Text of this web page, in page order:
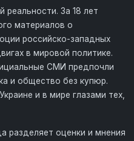
За 18 лет
материалов о
российско-западных
в мировой политике.
СМИ предпочли
и общество без купюр.
и в мире глазами тех,
разделяет оценки и мнения